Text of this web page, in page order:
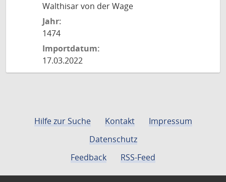
Walthisar von der Wage
Jahr:
1474
Importdatum:
17.03.2022
Hilfe zur Suche Kontakt
Impressum
Datenschutz
Feedback
RSS-Feed